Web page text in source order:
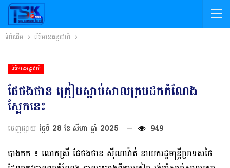
ទំព័រដើម ព័ត៌មានអន្តរជាតិ
ព័ត៌មានអន្តរជាតិ
ផែថងថាន ត្រៀមស្តាប់សាលក្រមដកតំណែង
ស្អែកនេះ
ចេញផ្សាយ ថ្ងៃទី 28 ខែ សីហា ឆ្នាំ 2025 949
បាងកក ៖ លោកស្រី ផែថងថាន ស៊ីណាវ៉ាត់ នាយករដ្ឋមន្ត្រីប្រទេសថៃ